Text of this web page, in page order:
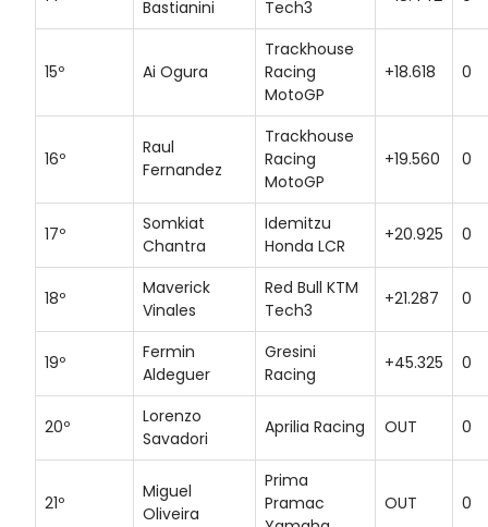
Bastianini
Tech3
15º Ai Ogura
Trackhouse
Racing
MotoGP
+18.618 0
16º
Raul
Fernandez
Trackhouse
Racing
MotoGP
+19.560 0
17º
Somkiat
Chantra
Idemitzu
Honda LCR
+20.925 0
18º
Maverick
Vinales
Red Bull KTM
Tech3
+21.287 0
19º
Fermin
Aldeguer
Gresini
Racing
+45.325 0
20º
Lorenzo
Savadori
Aprilia Racing OUT 0
21º
Miguel
Oliveira
Prima
Pramac
OUT 0